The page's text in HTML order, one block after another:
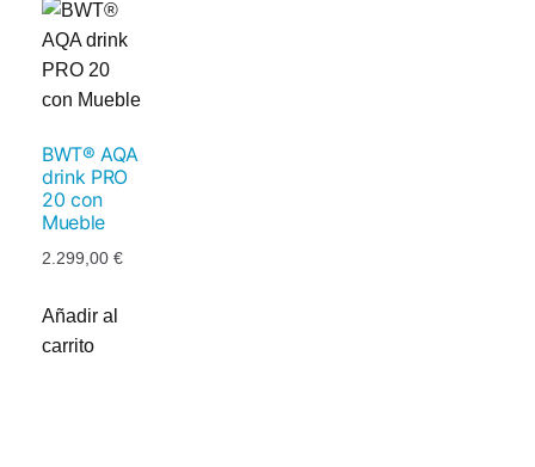
BWT® AQA
drink PRO
20 con
Mueble
2.299,00 €
Añadir al
carrito